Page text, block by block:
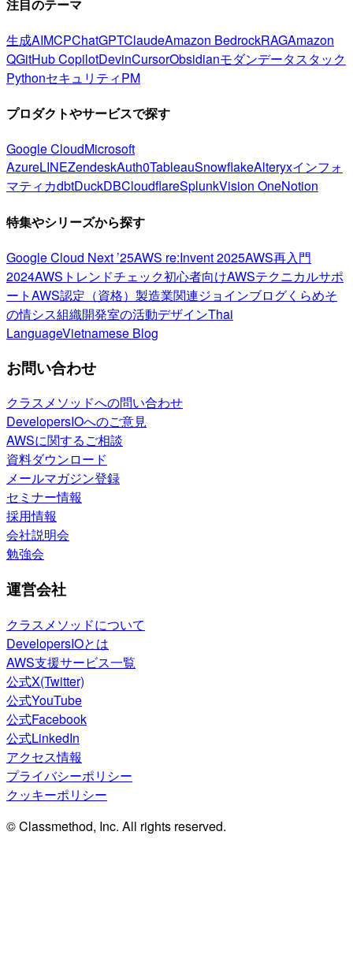
注目のテーマ
生成AIMCPChatGPTClaudeAmazon BedrockRAGAmazon
QGitHub CopilotDevinCursorObsidianモダンデータスタック
PythonセキュリティPM
プロダクトやサービスで探す
Google CloudMicrosoft
AzureLINEZendeskAuth0TableauSnowflakeAlteryxインフォ
マティカdbtDuckDBCloudflareSplunkVision OneNotion
特集やシリーズから探す
Google Cloud Next ’25AWS re:Invent 2025AWS再入門
2024AWSトレンドチェック初心者向けAWSテクニカルサポ
ートAWS認定（資格） 製造業関連ジョインブログくらめそ
の情シス組織開発室の活動デザインThai
LanguageVietnamese Blog
お問い合わせ
クラスメソッドへの問い合わせ
DevelopersIOへのご意見
AWSに関するご相談
資料ダウンロード
メールマガジン登録
セミナー情報
採用情報
会社説明会
勉強会
運営会社
クラスメソッドについて
DevelopersIOとは
AWS支援サービス一覧
公式X(Twitter)
公式YouTube
公式Facebook
公式LinkedIn
アクセス情報
プライバシーポリシー
クッキーポリシー
© Classmethod, Inc. All rights reserved.